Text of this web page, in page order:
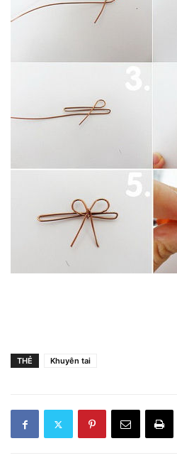
THẺ Khuyên tai